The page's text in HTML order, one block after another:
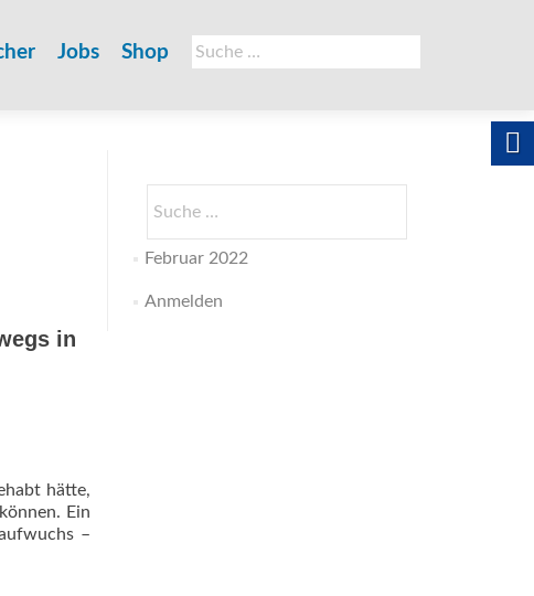
Suche
nach:
Jobs Shop
in
hätte,
Ein
–
nach:
Februar 2022
Anmelden